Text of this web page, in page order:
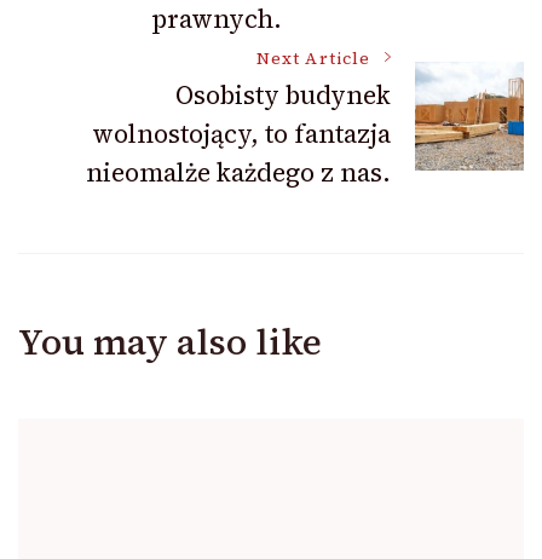
prawnych.
Next Article
Osobisty budynek
wolnostojący, to fantazja
nieomalże każdego z nas.
You may also like